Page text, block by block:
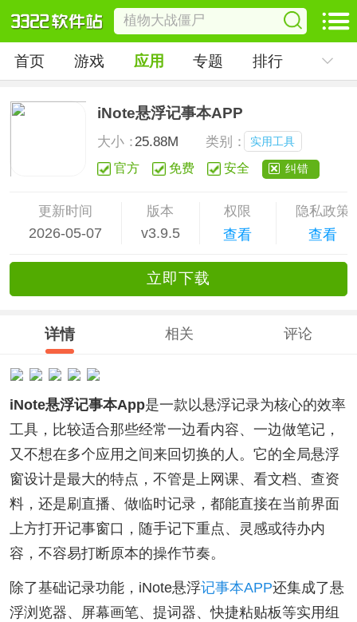
首页 游戏 应用 专题 排行
iNote悬浮记事本APP
大小：25.88M 类别： 实用工具
官方 免费 安全 纠错
更新时间
2026-05-07
版本
v3.9.5
权限
查看
隐私政策
查看
立即下载
详情 相关 评论
iNote悬浮记事本App是一款以悬浮记录为核心的效率
工具，比较适合那些经常一边看内容、一边做笔记，
又不想在多个应用之间来回切换的人。它的全局悬浮
窗设计是最大的特点，不管是上网课、看文档、查资
料，还是刷直播、做临时记录，都能直接在当前界面
上方打开记事窗口，随手记下重点、灵感或待办内
容，不容易打断原本的操作节奏。
除了基础记录功能，iNote悬浮记事本APP还集成了悬
浮浏览器、屏幕画笔、提词器、快捷粘贴板等实用组